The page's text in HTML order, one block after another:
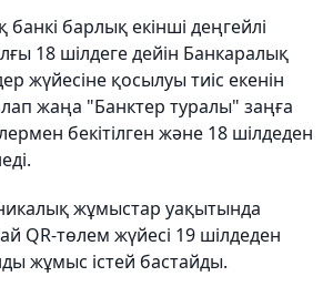
банкі барлық екінші деңгейлі
18 шілдеге дейін Банкаралық
жүйесіне қосылуы тиіс екенін
жаңа "Банктер туралы" заңға
бекітілген және 18 шілдеден
жұмыстар уақытында
QR-төлем жүйесі 19 шілдеден
жұмыс істей бастайды.